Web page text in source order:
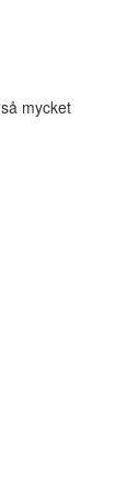
mycket